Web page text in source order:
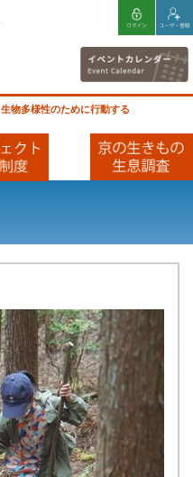
生物多様性のために行動する